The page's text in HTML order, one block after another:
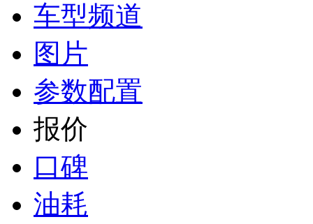
车型频道
图片
参数配置
报价
口碑
油耗